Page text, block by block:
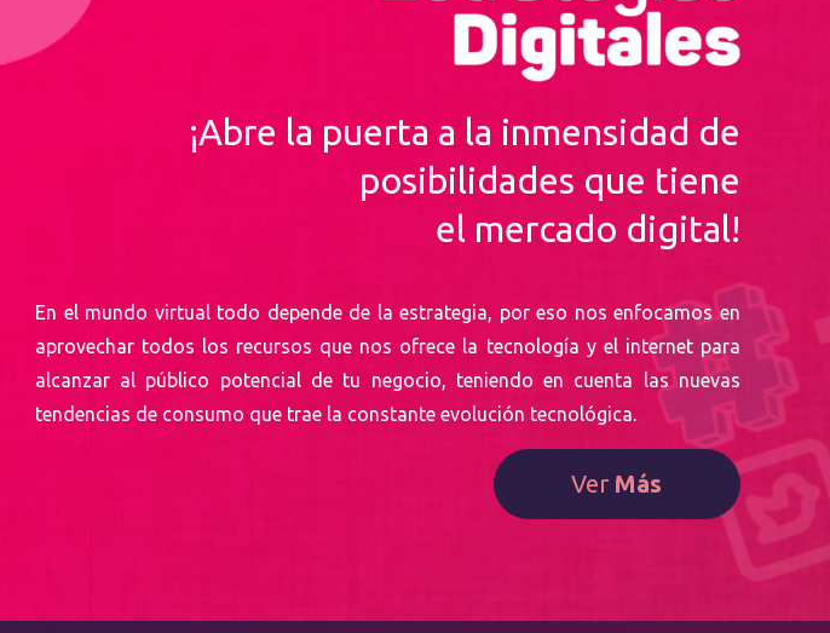
¡Abre la puerta a la inmensidad de
posibilidades que tiene
el mercado digital!
En el mundo virtual todo depende de la estrategia, por eso nos enfocamos en
aprovechar todos los recursos que nos ofrece la tecnología y el internet para
alcanzar al público potencial de tu negocio, teniendo en cuenta las nuevas
tendencias de consumo que trae la constante evolución tecnológica.
Ver Más